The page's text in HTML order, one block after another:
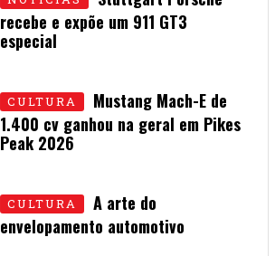
recebe e expõe um 911 GT3
especial
CULTURA
Mustang Mach-E de
1.400 cv ganhou na geral em Pikes
Peak 2026
CULTURA
A arte do
envelopamento automotivo